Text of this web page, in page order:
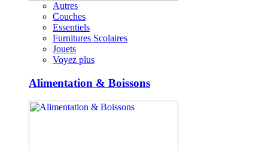
Autres
Couches
Essentiels
Furnitures Scolaires
Jouets
Voyez plus
Alimentation & Boissons